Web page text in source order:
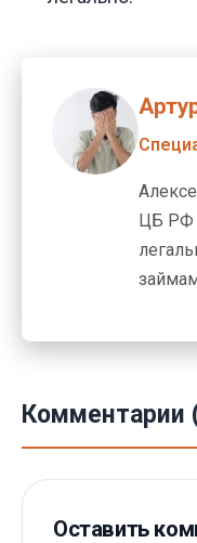
ЦБ РФ
Комментарии
Оставить